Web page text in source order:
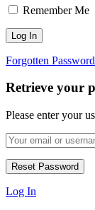
Remember Me
Forgotten
Retrieve your
Please enter your
Log In